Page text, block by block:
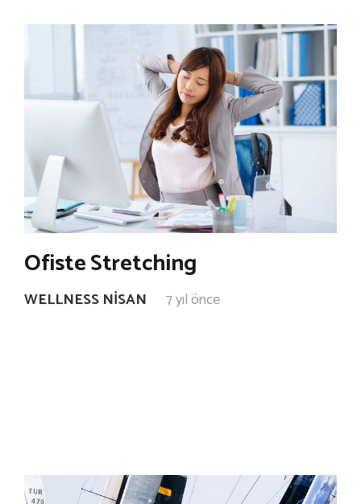
Ofiste Stretching
WELLNESS NISAN 7 yıl önce